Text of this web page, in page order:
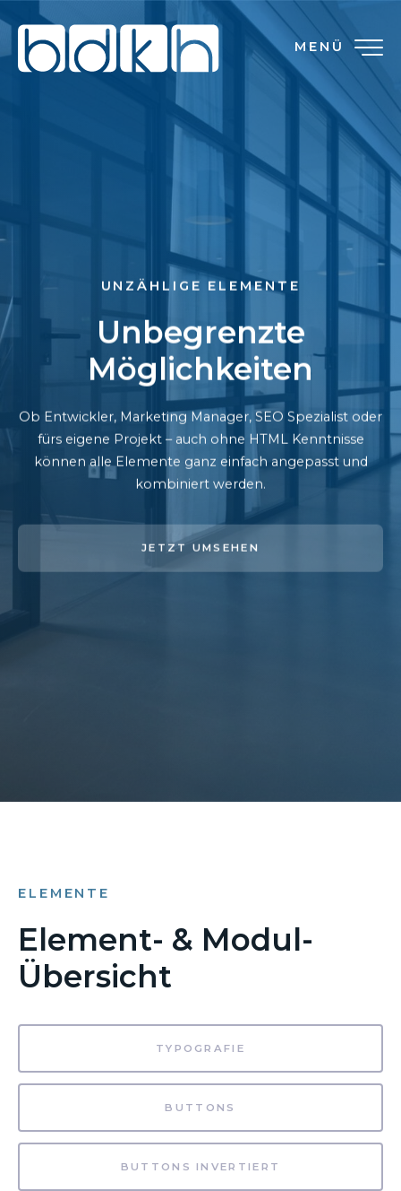
MENÜ
UNZÄHLIGE ELEMENTE
Unbegrenzte
Möglichkeiten
Ob Entwickler, Marketing Manager, SEO Spezialist oder
fürs eigene Projekt – auch ohne HTML Kenntnisse
können alle Elemente ganz einfach angepasst und
kombiniert werden.
JETZT UMSEHEN
ELEMENTE
Element- & Modul-
Übersicht
TYPOGRAFIE
BUTTONS
BUTTONS INVERTIERT